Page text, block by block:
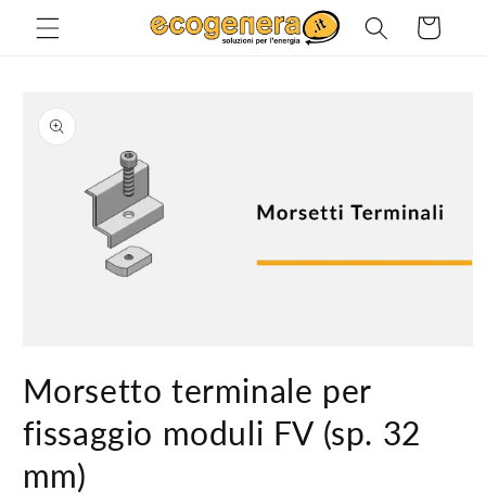
direttamente
Carrello
informazioni
sul prodotto
multimediali
1
in
finestra
modale
Morsetto terminale per
fissaggio moduli FV (sp. 32
mm)